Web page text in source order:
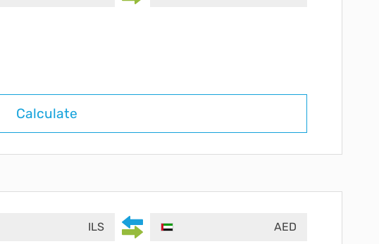
Calculate
ILS AED